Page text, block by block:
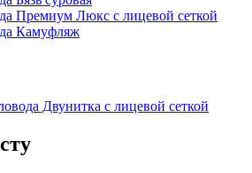
Премиум Люкс с лицевой сеткой
Камуфляж
Двунитка с лицевой сеткой